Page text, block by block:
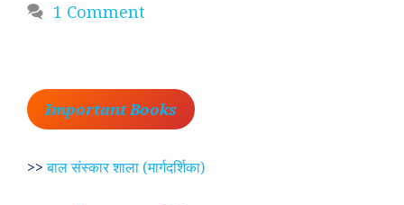
1 Comment
Important Books
>>बाल संस्कार शाला (मार्गदर्शिका)